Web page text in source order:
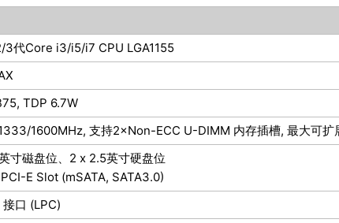
3代Core i3/i5/i7 CPU LGA1155
TDP 6.7W
1600MHz, 支持2×Non-ECC U-DIMM 内存插槽, 最大可扩
寸磁盘位、2 x 2.5英寸硬盘位
E Slot (mSATA, SATA3.0)
口 (LPC)